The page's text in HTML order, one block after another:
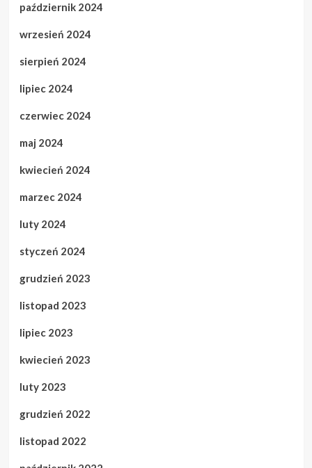
październik 2024
wrzesień 2024
sierpień 2024
lipiec 2024
czerwiec 2024
maj 2024
kwiecień 2024
marzec 2024
luty 2024
styczeń 2024
grudzień 2023
listopad 2023
lipiec 2023
kwiecień 2023
luty 2023
grudzień 2022
listopad 2022